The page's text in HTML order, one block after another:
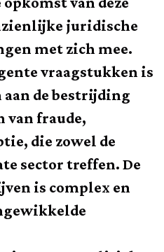
juridische
met zich mee.
vraagstukken is
aan de bestrijding
van fraude,
die zowel de
sector treffen. De
is complex en